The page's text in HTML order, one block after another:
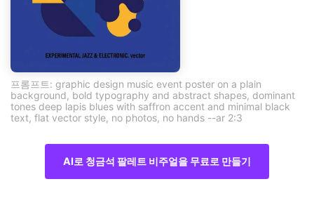
프롬프트: graphic design music event poster on a plain
background, bold typography and abstract shapes, dominant
tones deep lapis blues with saffron accent and minimal black
text, flat vector style, no photos, no hands --ar 2:3
AI로 청금석 팔레트 비주얼을 무료로 만들기